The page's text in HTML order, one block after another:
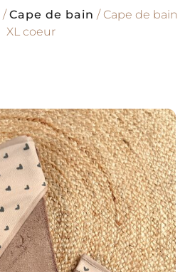
/Cape de bain / Cape de bain
XL coeur